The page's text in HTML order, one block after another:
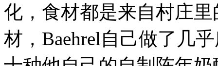
化，食材都是来自村庄
材，Baehrel自己做了几